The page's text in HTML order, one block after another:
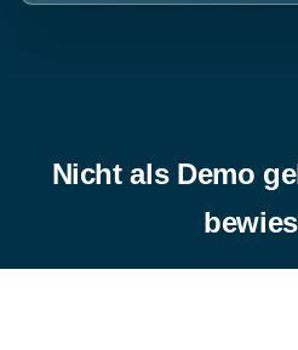
Nicht als Demo